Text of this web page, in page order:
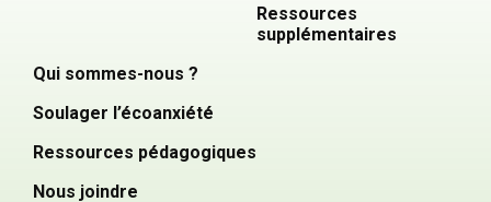
Ressources
supplémentaires
Qui sommes-nous ?
Soulager l’écoanxiété
Ressources pédagogiques
Nous joindre